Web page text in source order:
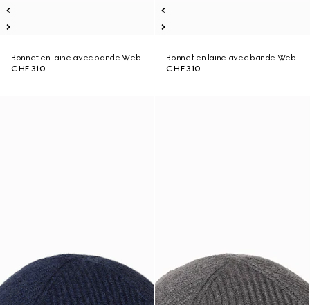
Bonnet en laine avec bande Web
CHF 310
Bonnet en laine avec bande Web
CHF 310